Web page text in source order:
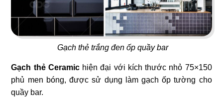
Gạch thẻ trắng đen ốp quầy bar
Gạch thẻ Ceramichiện đại với kích thước nhỏ 75×150
phủ men bóng, được sử dụng làm gạch ốp tường cho
quầy bar.
25
OPA GREEK
Nhà hàng Âu
26
BEIRUT